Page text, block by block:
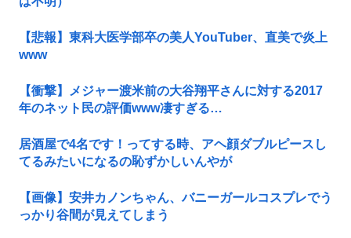
【悲報】東科大医学部卒の美人YouTuber、直美で炎上
www
【衝撃】メジャー渡米前の大谷翔平さんに対する2017
年のネット民の評価www凄すぎる…
居酒屋で4名です！ってする時、アヘ顔ダブルピースし
てるみたいになるの恥ずかしいんやが
【画像】安井カノンちゃん、バニーガールコスプレでう
っかり谷間が見えてしまう